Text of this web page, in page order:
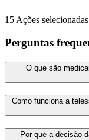
15 Ações selecionadas
Perguntas
O que são
Como funciona a
Por que a decisão